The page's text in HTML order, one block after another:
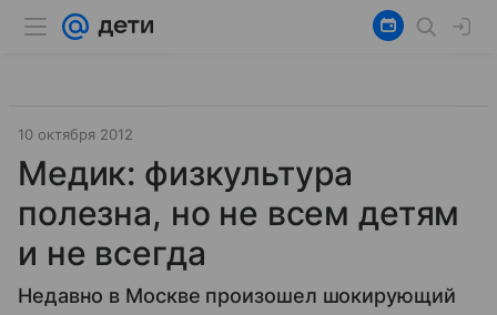
10 октября 2012
Медик: физкультура
полезна, но не всем детям
и не всегда
Недавно в Москве произошел шокирующий